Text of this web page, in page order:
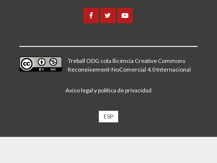
Treball ODG sota llicència Creative Commons
Reconeixement-NoComercial 4.0 Internacional
Aviso legal y política de privacidad
ESP